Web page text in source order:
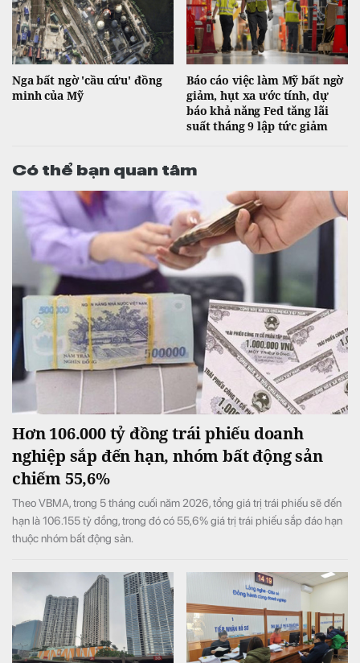
Nga bất ngờ 'cầu cứu' đồng
minh của Mỹ
Báo cáo việc làm Mỹ bất ngờ
giảm, hụt xa ước tính, dự
báo khả năng Fed tăng lãi
suất tháng 9 lập tức giảm
Có thể bạn quan tâm
Hơn 106.000 tỷ đồng trái phiếu doanh
nghiệp sắp đến hạn, nhóm bất động sản
chiếm 55,6%
Theo VBMA, trong 5 tháng cuối năm 2026, tổng giá trị trái phiếu sẽ đến
hạn là 106.155 tỷ đồng, trong đó có 55,6% giá trị trái phiếu sắp đáo hạn
thuộc nhóm bất động sản.